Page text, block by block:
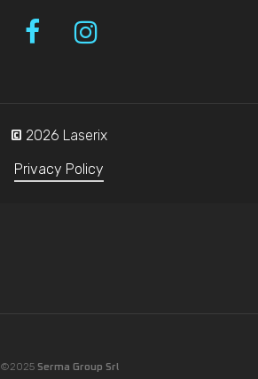
© 2026 Laserix
Privacy Policy
©2025 Serma Group Srl